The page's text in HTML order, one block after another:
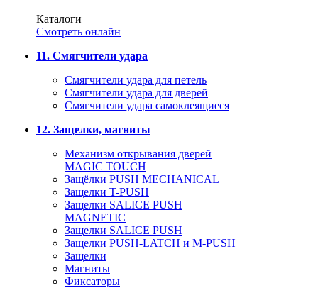
Каталоги
Смотреть онлайн
11. Смягчители удара
Смягчители удара для петель
Смягчители удара для дверей
Cмягчители удара самоклеящиеся
12. Защелки, магниты
Механизм открывания дверей
MAGIC TOUCH
Защёлки PUSH MECHANICAL
Защелки T-PUSH
Защелки SALICE PUSH
MAGNETIC
Защелки SALICE PUSH
Защелки PUSH-LATCH и M-PUSH
Защелки
Магниты
Фиксаторы